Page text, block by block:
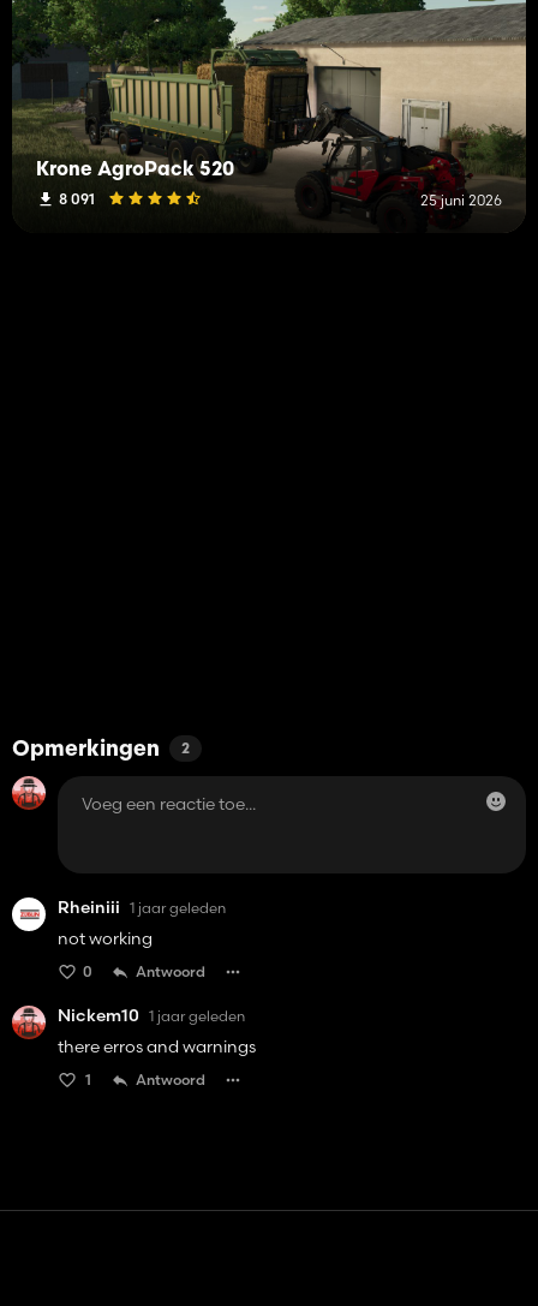
Krone AgroPack 520
8 091 25 juni 2026
Opmerkingen 2
Rheiniii 1 jaar geleden
not working
0 Antwoord
Nickem10 1 jaar geleden
there erros and warnings
1 Antwoord